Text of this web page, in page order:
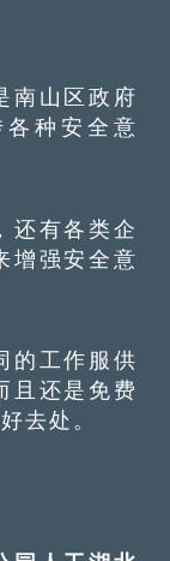
山区政府
种安全意
有各类企
增强安全意
工作服供
且还是免费
去处。